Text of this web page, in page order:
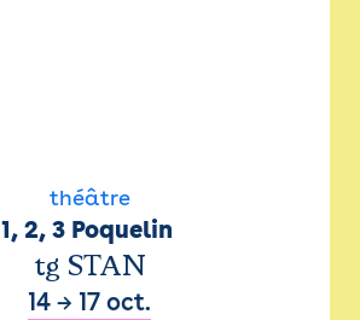
théâtre
1, 2, 3 Poquelin
tg STAN
14 → 17 oct.